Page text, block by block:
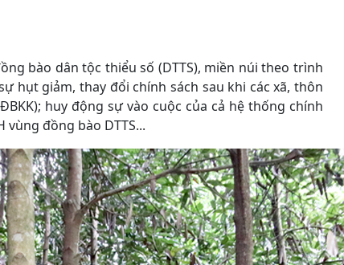
bào dân tộc thiểu số (DTTS), miền núi theo trình
hụt giảm, thay đổi chính sách sau khi các xã, thôn
huy động sự vào cuộc của cả hệ thống chính
vùng đồng bào DTTS...